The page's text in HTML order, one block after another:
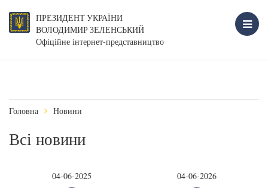
ПРЕЗИДЕНТ УКРАЇНИ
ВОЛОДИМИР ЗЕЛЕНСЬКИЙ
Офіційне інтернет-представництво
Головна Новини
Всі новини